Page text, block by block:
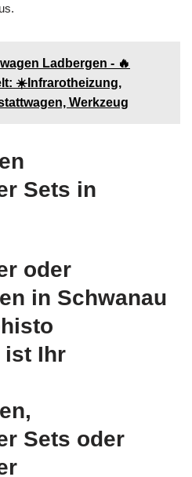
Ladbergen - 🔥
☀️Infrarotheizung,
Werkzeug
Sets in
oder
in Schwanau
ist Ihr
Sets oder